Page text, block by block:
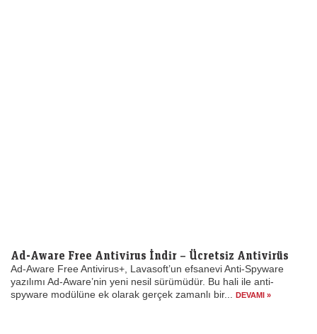
Ad-Aware Free Antivirus İndir – Ücretsiz Antivirüs
Ad-Aware Free Antivirus+, Lavasoft’un efsanevi Anti-Spyware
yazılımı Ad-Aware’nin yeni nesil sürümüdür. Bu hali ile anti-
spyware modülüne ek olarak gerçek zamanlı bir...
DEVAMI »